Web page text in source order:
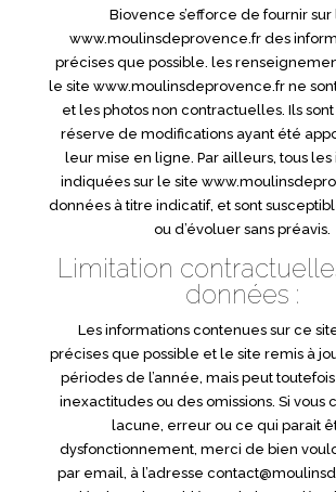
Biovence s’efforce de fournir sur
www.moulinsdeprovence.fr des
précises que possible. les
le site www.moulinsdeprovence.fr ne
et les photos non contractuelles. Ils
réserve de modifications ayant été
leur mise en ligne. Par ailleurs, tous
indiquées sur le site
données à titre indicatif, et sont
ou d’évoluer sans préavis.
Limitation
données :
Les informations contenues sur ce
précises que possible et le site remis à
périodes de l’année, mais peut
inexactitudes ou des omissions. Si vous
lacune, erreur ou ce qui parait
dysfonctionnement, merci de bien
par email, à l’adresse